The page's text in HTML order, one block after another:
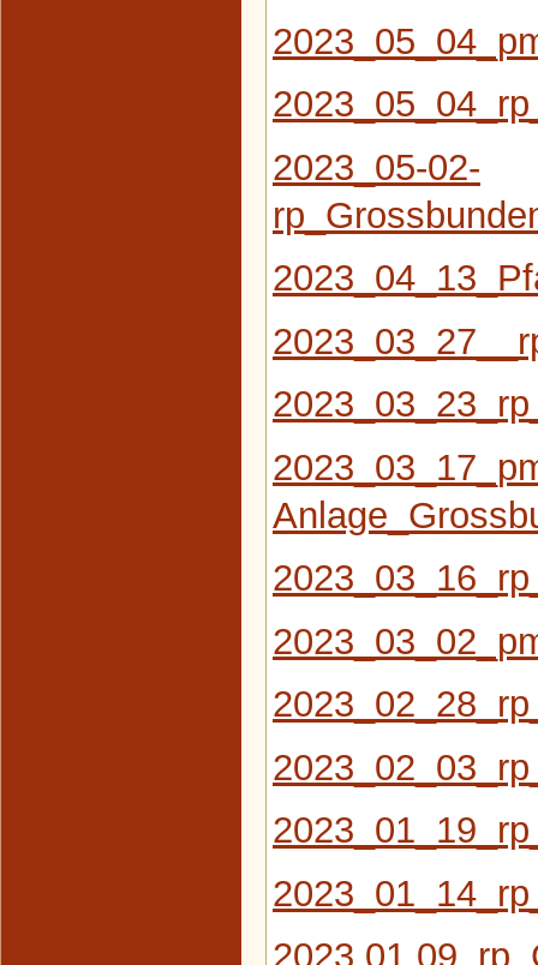
2023_05-02-
2023 01